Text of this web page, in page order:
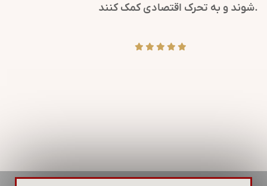
روابط عمومی کلیدی است تا
شوند و به تحرک اقتصادی کمک کنند.